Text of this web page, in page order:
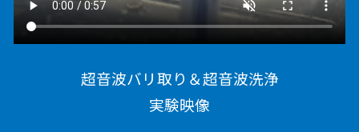
超音波バリ取り＆超音波洗浄
実験映像